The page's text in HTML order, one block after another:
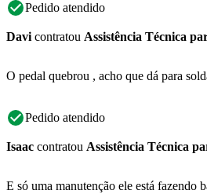
Pedido atendido
Davi contratou Assistência Técnica
O pedal quebrou , acho que dá para
Pedido atendido
Isaac contratou Assistência Técnica
E só uma manutenção ele está fazendo